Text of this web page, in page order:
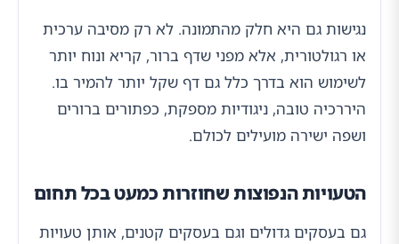
נגישות גם היא חלק מהתמונה. לא רק מסיבה ערכית
או רגולטורית, אלא מפני שדף ברור, קריא ונוח יותר
לשימוש הוא בדרך כלל גם דף שקל יותר להמיר בו.
היררכיה טובה, ניגודיות מספקת, כפתורים ברורים
ושפה ישירה מועילים לכולם.
הטעויות הנפוצות שחוזרות כמעט בכל תחום
גם בעסקים גדולים וגם בעסקים קטנים, אותן טעויות